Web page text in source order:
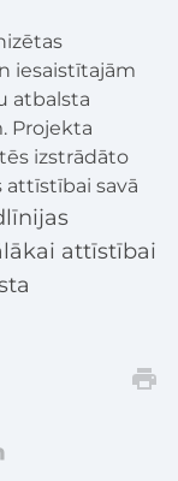
iesaistītajām
atbalsta
Projekta
izstrādāto
savā
attīstībai